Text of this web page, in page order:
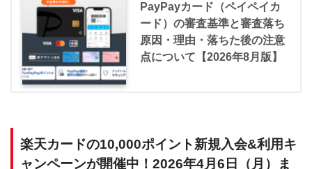
PayPayカード（ペイペイカ
ード）の審査基準と審査落ち
原因・理由・落ちた後の注意
点について【2026年8月版】
楽天カードの10,000ポイント新規入会&利用キ
ャンペーンが開催中！2026年4月6日（月）ま